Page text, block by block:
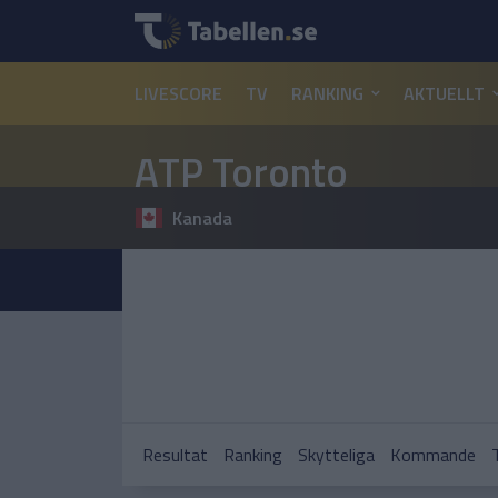
LIVESCORE TV RANKING AKTUELLT
ATP Toronto
Kanada
Resultat Ranking Skytteliga Kommande